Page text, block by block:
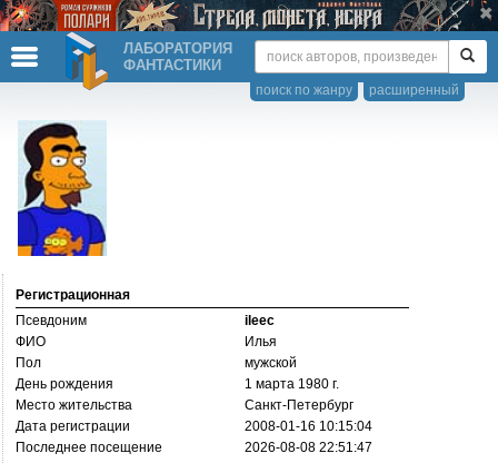
ЛАБОРАТОРИЯ
ФАНТАСТИКИ
расширенный
поиск по жанру
Регистрационная
Псевдоним
ileec
ФИО
Илья
Пол
мужской
День рождения
1 марта 1980 г.
Место жительства
Санкт-Петербург
Дата регистрации
2008-01-16 10:15:04
Последнее посещение
2026-08-08 22:51:47